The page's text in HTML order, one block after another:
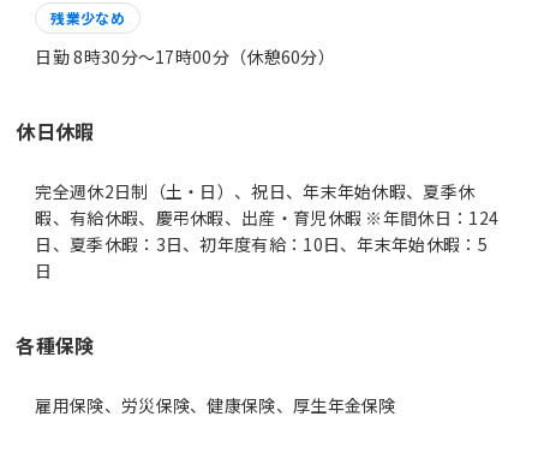
残業少なめ
日勤 8時30分〜17時00分（休憩60分）
休日休暇
完全週休2日制（土・日）、祝日、年末年始休暇、夏季休
暇、有給休暇、慶弔休暇、出産・育児休暇 ※年間休日：124
日、夏季休暇：3日、初年度有給：10日、年末年始休暇：5
日
各種保険
雇用保険、労災保険、健康保険、厚生年金保険